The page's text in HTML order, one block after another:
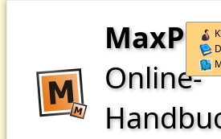
MaxPro
Online-